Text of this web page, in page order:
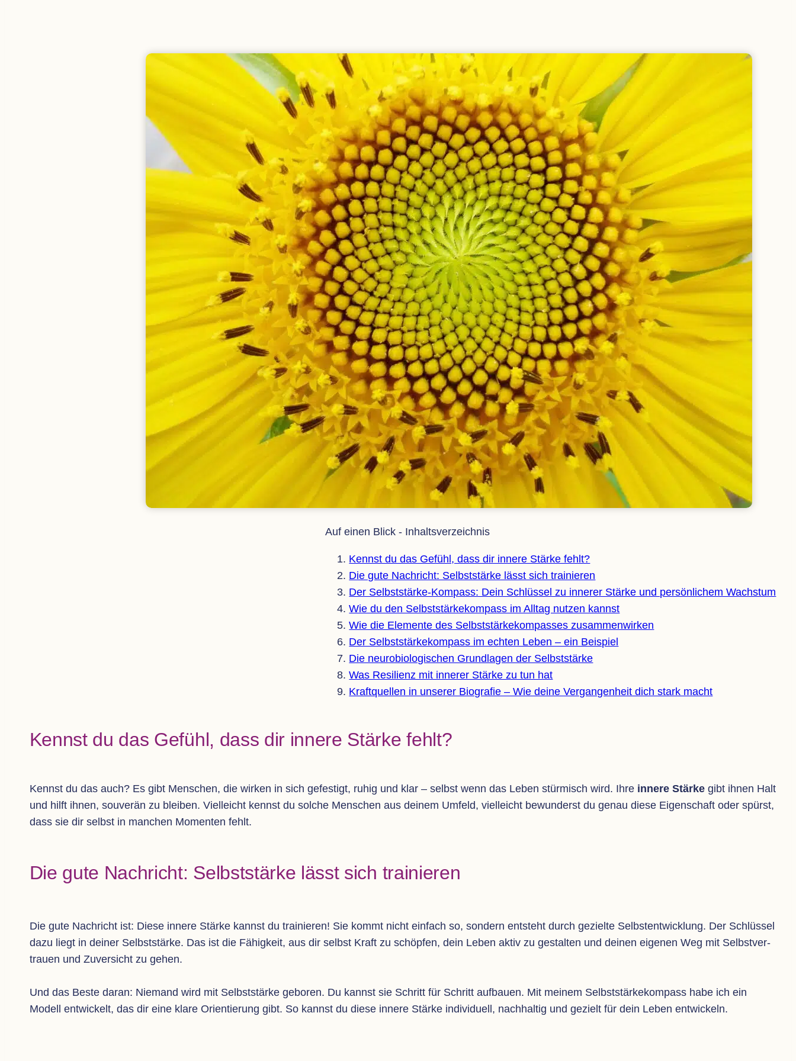
Auf einen Blick - Inhaltsverzeichnis
Kennst du das Gefühl, dass dir innere Stärke fehlt?
Die gute Nach­richt: Selbst­stärke lässt sich trainieren
Der Selbst­stärke-Kom­pass: Dein Schlüs­sel zu inne­rer Stärke und per­sön­li­chem Wachstum
Wie du den Selbst­stär­ke­kom­pass im All­tag nut­zen kannst
Wie die Ele­mente des Selbst­stär­ke­kom­pas­ses zusammenwirken
Der Selbst­stär­ke­kom­pass im ech­ten Leben – ein Beispiel
Die neu­ro­bio­lo­gi­schen Grund­la­gen der Selbststärke
Was Resi­li­enz mit inne­rer Stärke zu tun hat
Kraft­quel­len in unse­rer Bio­gra­fie – Wie deine Ver­gan­gen­heit dich stark macht
Kennst du das Gefühl, dass dir innere Stärke fehlt?
Kennst du das auch? Es gibt Men­schen, die wir­ken in sich gefes­tigt, ruhig und klar – selbst wenn das Leben stür­misch wird. Ihre innere Stärkegibt ihnen Halt
und hilft ihnen, sou­ve­rän zu blei­ben. Viel­leicht kennst du sol­che Men­schen aus dei­nem Umfeld, viel­leicht bewun­derst du genau diese Eigen­schaft oder spürst,
dass sie dir selbst in man­chen Momen­ten fehlt.
Die gute Nach­richt: Selbst­stärke lässt sich trainieren
Die gute Nach­richt ist: Diese innere Stärke kannst du trai­nie­ren! Sie kommt nicht ein­fach so, son­dern ent­steht durch gezielte Selbst­ent­wick­lung. Der Schlüs­sel
dazu liegt in dei­ner Selbst­stärke. Das ist die Fähig­keit, aus dir selbst Kraft zu schöp­fen, dein Leben aktiv zu gestal­ten und dei­nen eige­nen Weg mit Selbst­ver­
trauen und Zuver­sicht zu gehen.
Und das Beste daran: Nie­mand wird mit Selbst­stärke gebo­ren. Du kannst sie Schritt für Schritt auf­bauen. Mit mei­nem Selbst­stär­ke­kom­pass habe ich ein
Modell ent­wi­ckelt, das dir eine klare Ori­en­tie­rung gibt. So kannst du diese innere Stärke indi­vi­du­ell, nach­hal­tig und gezielt für dein Leben entwickeln.